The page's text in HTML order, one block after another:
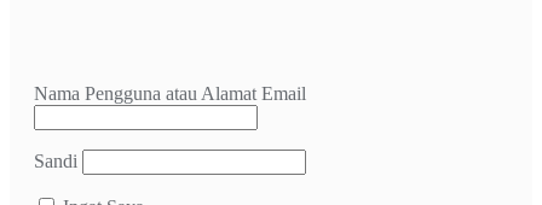
Nama Pengguna atau Alamat Email
Sandi